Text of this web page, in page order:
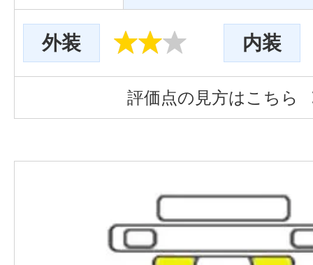
外装 内装
評価点の見方はこちら